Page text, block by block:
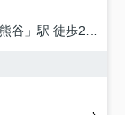
熊谷 」駅 徒歩20分